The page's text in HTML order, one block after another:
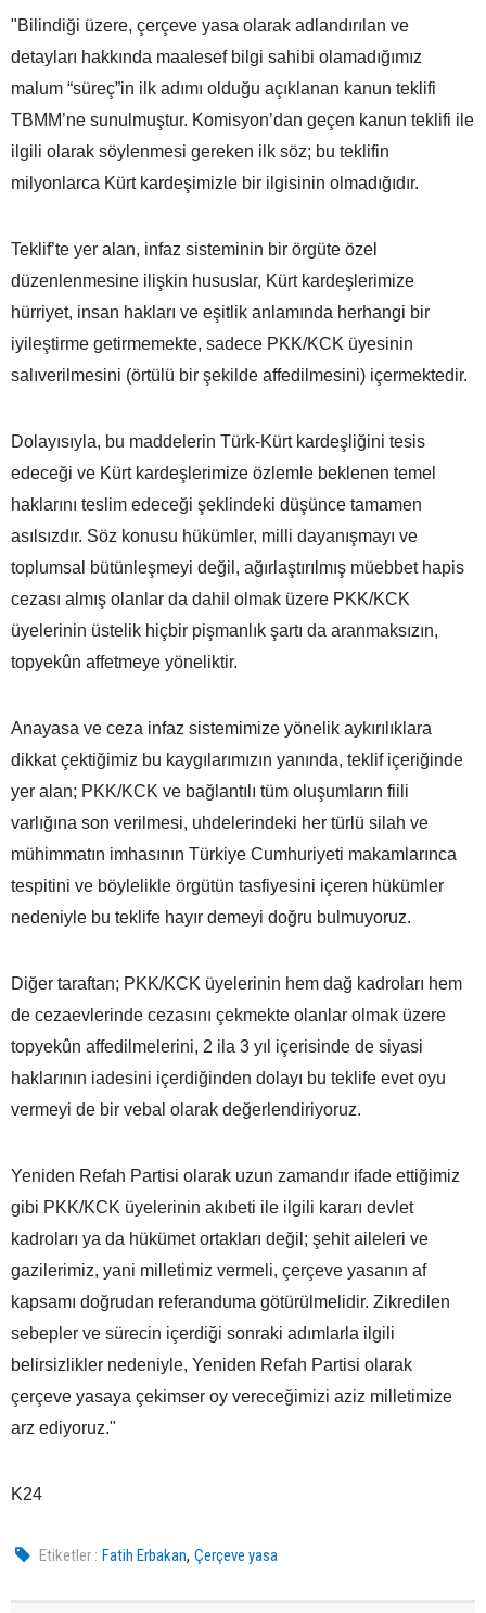
"Bilindiği üzere, çerçeve yasa olarak adlandırılan ve
detayları hakkında maalesef bilgi sahibi olamadığımız
malum “süreç”in ilk adımı olduğu açıklanan kanun teklifi
TBMM’ne sunulmuştur. Komisyon’dan geçen kanun teklifi ile
ilgili olarak söylenmesi gereken ilk söz; bu teklifin
milyonlarca Kürt kardeşimizle bir ilgisinin olmadığıdır.
Teklif’te yer alan, infaz sisteminin bir örgüte özel
düzenlenmesine ilişkin hususlar, Kürt kardeşlerimize
hürriyet, insan hakları ve eşitlik anlamında herhangi bir
iyileştirme getirmemekte, sadece PKK/KCK üyesinin
salıverilmesini (örtülü bir şekilde affedilmesini) içermektedir.
Dolayısıyla, bu maddelerin Türk-Kürt kardeşliğini tesis
edeceği ve Kürt kardeşlerimize özlemle beklenen temel
haklarını teslim edeceği şeklindeki düşünce tamamen
asılsızdır. Söz konusu hükümler, milli dayanışmayı ve
toplumsal bütünleşmeyi değil, ağırlaştırılmış müebbet hapis
cezası almış olanlar da dahil olmak üzere PKK/KCK
üyelerinin üstelik hiçbir pişmanlık şartı da aranmaksızın,
topyekûn affetmeye yöneliktir.
Anayasa ve ceza infaz sistemimize yönelik aykırılıklara
dikkat çektiğimiz bu kaygılarımızın yanında, teklif içeriğinde
yer alan; PKK/KCK ve bağlantılı tüm oluşumların fiili
varlığına son verilmesi, uhdelerindeki her türlü silah ve
mühimmatın imhasının Türkiye Cumhuriyeti makamlarınca
tespitini ve böylelikle örgütün tasfiyesini içeren hükümler
nedeniyle bu teklife hayır demeyi doğru bulmuyoruz.
Diğer taraftan; PKK/KCK üyelerinin hem dağ kadroları hem
de cezaevlerinde cezasını çekmekte olanlar olmak üzere
topyekûn affedilmelerini, 2 ila 3 yıl içerisinde de siyasi
haklarının iadesini içerdiğinden dolayı bu teklife evet oyu
vermeyi de bir vebal olarak değerlendiriyoruz.
Yeniden Refah Partisi olarak uzun zamandır ifade ettiğimiz
gibi PKK/KCK üyelerinin akıbeti ile ilgili kararı devlet
kadroları ya da hükümet ortakları değil; şehit aileleri ve
gazilerimiz, yani milletimiz vermeli, çerçeve yasanın af
kapsamı doğrudan referanduma götürülmelidir. Zikredilen
sebepler ve sürecin içerdiği sonraki adımlarla ilgili
belirsizlikler nedeniyle, Yeniden Refah Partisi olarak
çerçeve yasaya çekimser oy vereceğimizi aziz milletimize
arz ediyoruz."
K24
Etiketler : Fatih Erbakan,Çerçeve yasa